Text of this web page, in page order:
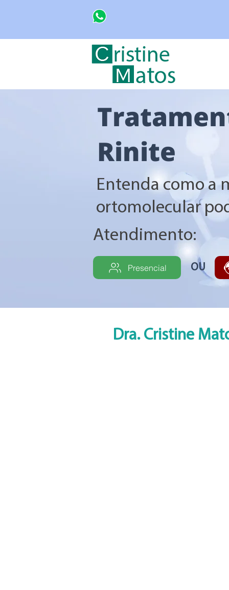
Rinite
Entenda como a
ortomolecular
Atendimento:
OU
Presencial
Dra. Cristine